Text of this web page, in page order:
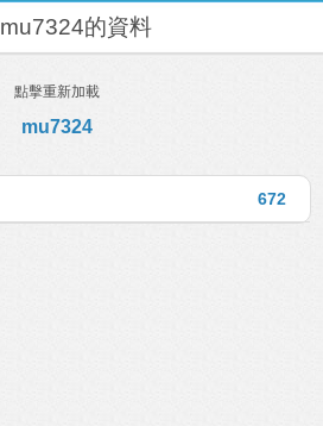
mu7324的資料
點擊重新加載
mu7324
672